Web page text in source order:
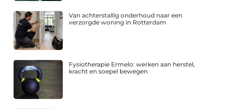
Van achterstallig onderhoud naar een
verzorgde woning in Rotterdam
Fysiotherapie Ermelo: werken aan herstel,
kracht en soepel bewegen